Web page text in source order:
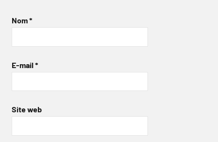
Nom*
E-mail *
Site web